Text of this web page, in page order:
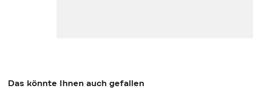
Das könnte Ihnen auch gefallen